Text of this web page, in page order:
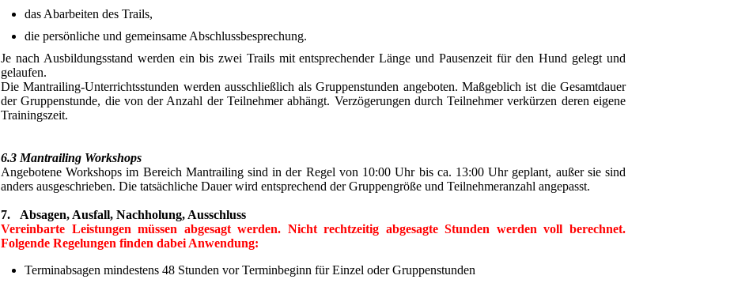
das Abarbeiten des Trails,
die persönliche und gemeinsame Abschlussbesprechung.
Je nach Ausbildungsstand werden ein bis zwei Trails mit entsprechender Länge und Pausenzeit für den Hund gelegt und
gelaufen.
Die Mantrailing-Unterrichtsstunden werden ausschließlich als Gruppenstunden angeboten. Maßgeblich ist die Gesamtdauer
der Gruppenstunde, die von der Anzahl der Teilnehmer abhängt. Verzögerungen durch Teilnehmer verkürzen deren eigene
Trainingszeit.
6.3 Mantrailing Workshops
Angebotene Workshops im Bereich Mantrailing sind in der Regel von 10:00 Uhr bis ca. 13:00 Uhr geplant, außer sie sind
anders ausgeschrieben. Die tatsächliche Dauer wird entsprechend der Gruppengröße und Teilnehmeranzahl angepasst.
7. Absagen, Ausfall, Nachholung, Ausschluss
Vereinbarte Leistungen müssen abgesagt werden. Nicht rechtzeitig abgesagte Stunden werden voll berechnet.
Folgende Regelungen finden dabei Anwendung:
Terminabsagen mindestens 48 Stunden vor Terminbeginn für Einzel oder Gruppenstunden